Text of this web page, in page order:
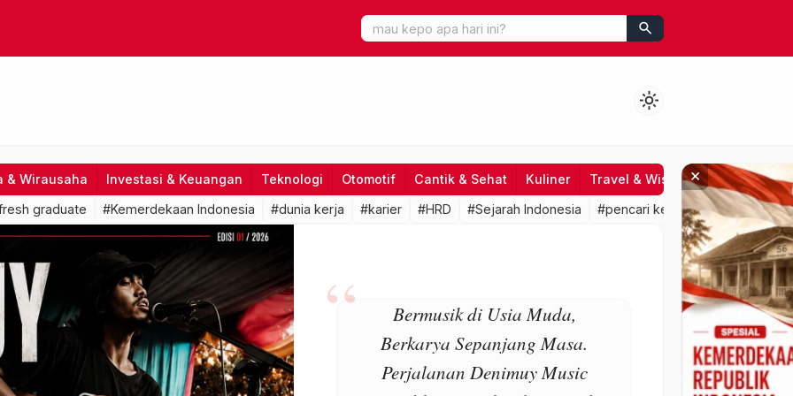
search
light_mode
& Wirausaha Investasi & Keuangan Teknologi Otomotif Cantik & Sehat Kuliner Travel & Wisata Hiburan
graduate #Kemerdekaan Indonesia #dunia kerja #karier #HRD #Sejarah Indonesia #pencari kerja #lowongan
Bermusik di Usia Muda,
Berkarya Sepanjang Masa.
Perjalanan Denimuy Music
×